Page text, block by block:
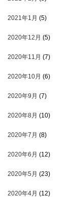
2021年1月 (5)
2020年12月 (5)
2020年11月 (7)
2020年10月 (6)
2020年9月 (7)
2020年8月 (10)
2020年7月 (8)
2020年6月 (12)
2020年5月 (23)
2020年4月 (12)